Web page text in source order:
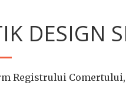
DESIGN
Registrului